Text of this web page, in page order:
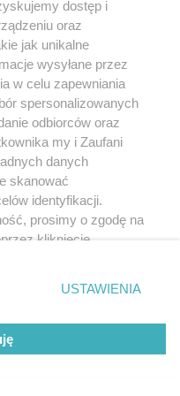
dostęp i
oraz
jak unikalne
wysyłane przez
w celu zapewniania
spersonalizowanych
odbiorców oraz
my i Zaufani
danych
skanować
identyfikacji.
prosimy o zgodę na
kliknięcie
ustawień prywatności
strony
wymagają zgody
się takiemu
zastosowanie tylko
USTAWIENIA